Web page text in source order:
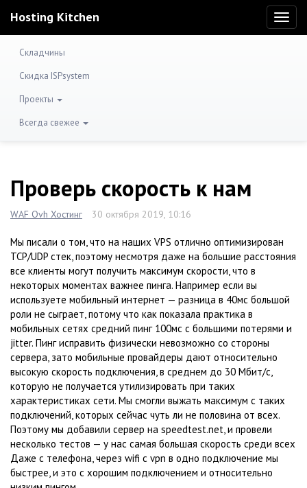
Hosting Kitchen
Складчины
Скидка ISPsystem
Проекты
Всегда свежее
Проверь скорость к нам
WAF Ovh Хостинг 30 октября 2019, 10:16
Мы писали о том, что на наших VPS отлично оптимизирован
TCP/UDP стек, поэтому несмотря даже на большие расстояния
все клиенты могут получить максимум скорости, что в
некоторых моментах важнее пинга. Например если вы
используете мобильный интернет — разница в 40мс большой
роли не сыграет, потому что как показала практика в
мобильных сетях средний пинг 100мс с большими потерями и
jitter. Пинг исправить физически невозможно со стороны
сервера, зато мобильные провайдеры дают относительно
высокую скорость подключения, в среднем до 30 Мбит/с,
которую не получается утилизировать при таких
характеристиках сети. Мы смогли выжать максимум с таких
подключений, которых сейчас чуть ли не половина от всех.
Поэтому мы добавили сервер на speedtest.net, и провели
несколько тестов — у нас самая большая скорость среди всех
Даже с телефона, через wifi с vpn в одно подключение мы
быстрее, и это с хорошим подключением и относительно